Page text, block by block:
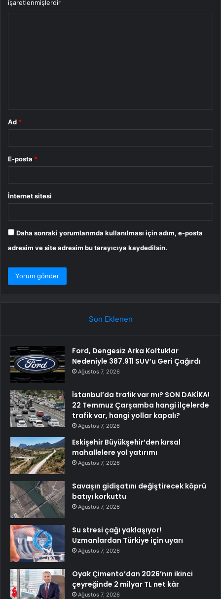
işaretlenmişlerdir
Ad *
E-posta *
İnternet sitesi
Daha sonraki yorumlarımda kullanılması için adım, e-posta
adresim ve site adresim bu tarayıcıya kaydedilsin.
Son Eklenen
Ford, Dengesiz Arka Koltuklar
Nedeniyle 387.911 SUV’u Geri Çağırdı
Ağustos 7, 2026
İstanbul’da trafik var mı? SON DAKİKA!
22 Temmuz Çarşamba hangi ilçelerde
trafik var, hangi yollar kapalı?
Ağustos 7, 2026
Eskişehir Büyükşehir’den kırsal
mahallelere yol yatırımı
Ağustos 7, 2026
Savaşın gidişatını değiştirecek köprü
batıyı korkuttu
Ağustos 7, 2026
Su stresi çağı yaklaşıyor!
Uzmanlardan Türkiye için uyarı
Ağustos 7, 2026
Oyak Çimento’dan 2026’nın ikinci
çeyreğinde 2 milyar TL net kâr
Ağustos 7, 2026